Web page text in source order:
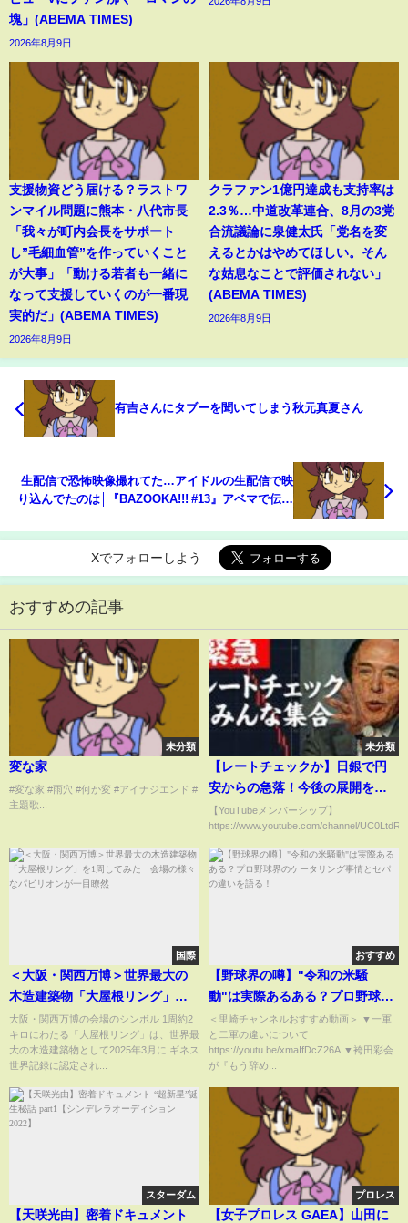
塊」(ABEMA TIMES)
2026年8月9日
支援物資どう届ける？ラストワ
ンマイル問題に熊本・八代市長
「我々が町内会長をサポート
し”毛細血管”を作っていくこと
が大事」「動ける若者も一緒に
なって支援していくのが一番現
実的だ」(ABEMA TIMES)
2026年8月9日
クラファン1億円達成も支持率は
2.3％…中道改革連合、8月の3党
合流議論に泉健太氏「党名を変
えるとかはやめてほしい。そん
な姑息なことで評価されない」
(ABEMA TIMES)
2026年8月9日
有吉さんにタブーを聞いてしまう秋元真夏さん
生配信で恐怖映像撮れてた…アイドルの生配信で映
り込んでたのは│『BAZOOKA!!! #13』アベマで伝説
Xでフォローしよう
おすすめの記事
未分類
変な家
#変な家 #雨穴 #何か変 #アイナジエンド #
主題歌...
未分類
【レートチェックか】日銀で円
安からの急落！今後の展開を話
します【ドル円・為替介入】
【YouTubeメンバーシップ】
https://www.youtube.com/channel/
国際
＜大阪・関西万博＞世界最大の
木造建築物「大屋根リング」を1
周してみた 会場の様々なパビ
リオンが一目瞭然
大阪・関西万博の会場のシンボル 1周約2
キロにわたる「大屋根リング」は、世界最
大の木造建築物として2025年3月に ギネス
世界記録に認定され...
おすすめ
【野球界の噂】"令和の米騒
動"は実際あるある？プロ野球界
のケータリング事情とセパの違
いを語る！
＜里崎チャンネルおすすめ動画＞ ▼一軍
と二軍の違いについて
https://youtu.be/xmaIfDcZ26A ▼袴田彩会
が『もう辞め...
スターダム
【天咲光由】密着ドキュメント
プロレス
【女子プロレス GAEA】山田に